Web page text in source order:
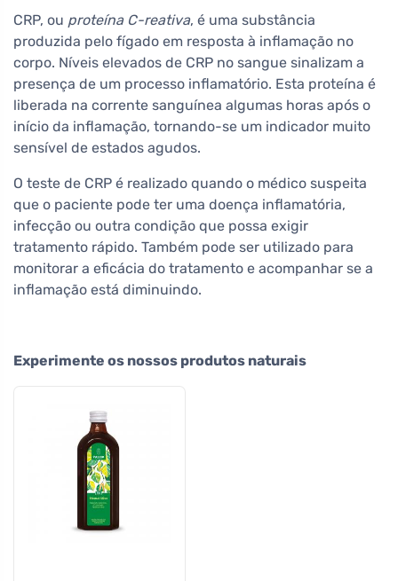
CRP, ou proteína C-reativa, é uma substância
produzida pelo fígado em resposta à inflamação no
corpo. Níveis elevados de CRP no sangue sinalizam a
presença de um processo inflamatório. Esta proteína é
liberada na corrente sanguínea algumas horas após o
início da inflamação, tornando-se um indicador muito
sensível de estados agudos.
O teste de CRP é realizado quando o médico suspeita
que o paciente pode ter uma doença inflamatória,
infecção ou outra condição que possa exigir
tratamento rápido. Também pode ser utilizado para
monitorar a eficácia do tratamento e acompanhar se a
inflamação está diminuindo.
Experimente os nossos produtos naturais